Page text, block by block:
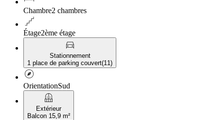
Chambre2 chambres
floor
Étage2ème étage
directions_car
Stationnement
1 place de parking couvert(11)
explore
OrientationSud
balcony
Extérieur
Balcon 15,9 m²